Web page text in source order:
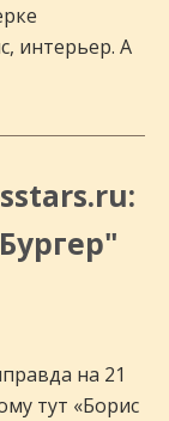
интерьер. А
на 21
тут «Борис